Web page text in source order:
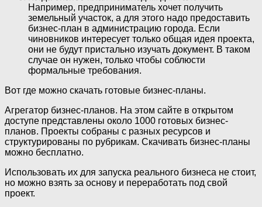
Например, предприниматель хочет получить
земельный участок, а для этого надо предоставить
бизнес-план в администрацию города. Если
чиновников интересует только общая идея проекта,
они не будут пристально изучать документ. В таком
случае он нужен, только чтобы соблюсти
формальные требования.
Вот где можно скачать готовые бизнес-планы.
Агрегатор бизнес-планов. На этом сайте в открытом
доступе представлены около 1000 готовых бизнес-
планов. Проекты собраны с разных ресурсов и
структурированы по рубрикам. Скачивать бизнес-планы
можно бесплатно.
Использовать их для запуска реального бизнеса не стоит,
но можно взять за основу и переработать под свой
проект.